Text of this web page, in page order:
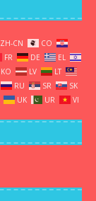
ZH-CN
CO
FR DE
EL
KO LV
LT
RU SR
SK
UK UR VI